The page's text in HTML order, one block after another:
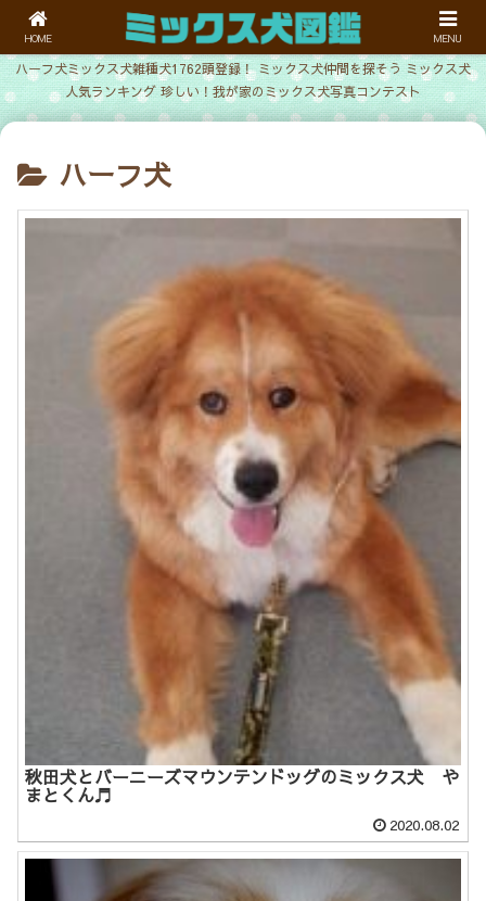
ハーフ犬ミックス犬雑種犬1762頭登録！ ミックス犬仲間を探そう ミックス犬
人気ランキング 珍しい！我が家のミックス犬写真コンテスト
ハーフ犬
秋田犬とバーニーズマウンテンドッグのミックス犬 や
まとくん♬
2020.08.02
HOME MENU